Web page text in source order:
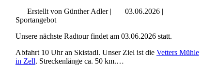
Erstellt von Günther Adler | 03.06.2026 |
Sportangebot
Unsere nächste Radtour findet am 03.06.2026 statt.
Abfahrt 10 Uhr an Skistadl. Unser Ziel ist die Vetters Mühle
in Zell. Streckenlänge ca. 50 km.…